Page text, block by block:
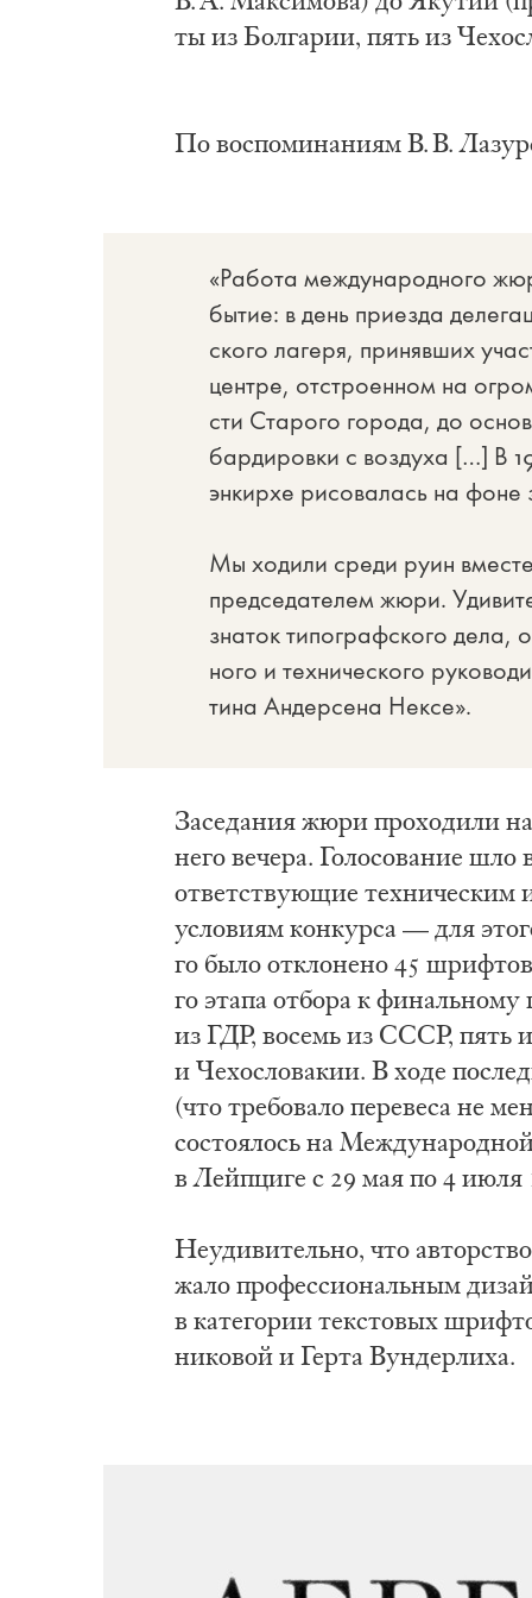
ты из Бол­га­рии, пять из
По вос­по­ми­на­ни­ям В. В.
«Ра­бо­та меж­ду­на­род­но­го
бы­тие: в день при­ез­да
ско­го ла­ге­ря, при­няв­ших
цен­тре, от­стро­ен­ном на
сти Ста­ро­го го­ро­да, до
бар­ди­ров­ки с воз­ду­ха […] В
эн­кир­хе ри­со­ва­лась на фо­не
Мы хо­ди­ли сре­ди ру­ин
пред­се­да­те­лем жю­ри.
зна­ток ти­по­граф­ско­го
но­го и тех­ни­че­ско­го
ти­на Ан­дер­се­на Нек­се».
За­се­да­ния жю­ри про­хо­ди­ли
не­го ве­че­ра. Го­ло­со­ва­ние
от­вет­ству­ю­щие тех­ни­че­ским
усло­ви­ям кон­кур­са — для
го бы­ло от­кло­не­но 45
го эта­па от­бо­ра к
из ГДР, во­семь из СССР, пять
и Че­хо­сло­ва­кии. В хо­де
(что тре­бо­ва­ло пе­ре­ве­са не
со­сто­я­лось на
в Лейп­ци­ге с 29 мая по 4 июля
Не­уди­ви­тель­но, что
жа­ло про­фес­си­о­наль­ным
в ка­те­го­рии тек­сто­вых
ни­ко­вой и Гер­та Вун­дер­ли­ха.